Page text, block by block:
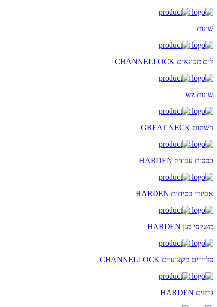
שונות
לום מכונאים CHANNELLOCK
שונות wz
רשתות GREAT NECK
כפפות עבודה HARDEN
אביזרי בטיחות HARDEN
משקפי מגן HARDEN
פליירים מקצועיים CHANNELLOCK
גרזנים HARDEN